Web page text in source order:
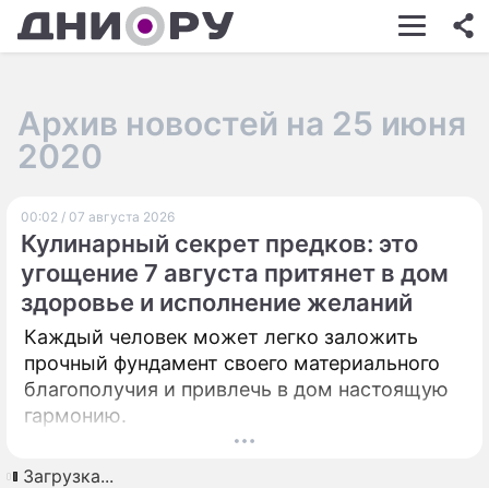
ШОУ-БИЗНЕС
КИНО
ЭКОНОМИКА
ПРОИСШЕСТВИЯ
СОННИК
СТИЛЬ ЖИЗНИ
Архив новостей на 25 июня
2020
00:02 / 07 августа 2026
Кулинарный секрет предков: это
угощение 7 августа притянет в дом
здоровье и исполнение желаний
Каждый человек может легко заложить
прочный фундамент своего материального
благополучия и привлечь в дом настоящую
гармонию.
Загрузка...